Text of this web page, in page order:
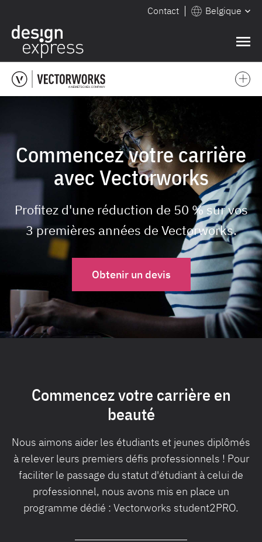
Contact Belgique
❌
Commencez votre carrière
avec Vectorworks
Profitez d'une réduction de 50 % sur vos
3 premières années de Vectorworks.
Obtenir un devis
Commencez votre carrière en
beauté
Nous aimons aider les étudiants et jeunes diplômés
à relever leurs premiers défis professionnels ! Pour
faciliter le passage du statut d'étudiant à celui de
professionnel, nous avons mis en place un
programme dédié : Vectorworks student2PRO.